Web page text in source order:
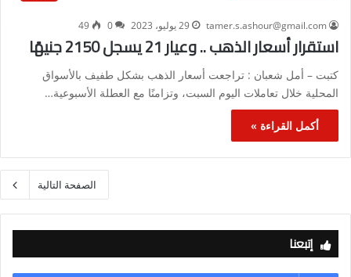
tamer.s.ashour@gmail.com 29 يوليو، 2023 0
49
استقرار أسعار الذهب .. وعيار 21 يسجل 2150 جنيهًا
كتبت – أمل شعبان : تراجعت أسعار الذهب بشكل طفيف بالأسواق
المحلية خلال تعاملات اليوم السبت، وتزامنًا مع العطلة الأسبوعية…
أكمل القراءة »
الصفحة التالية
إتبعنا